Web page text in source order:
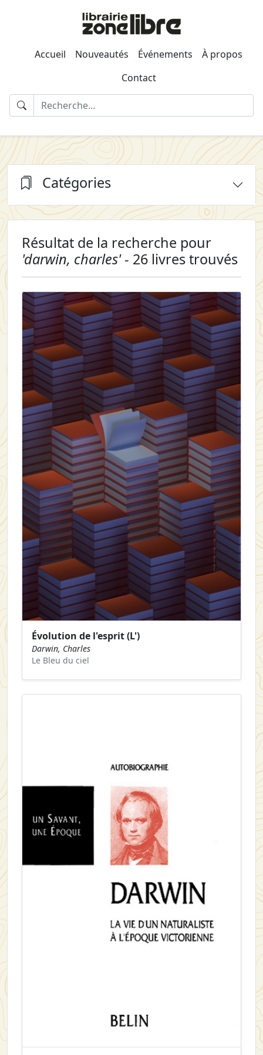
Accueil Nouveautés Événements
À propos
Contact
Catégories
Résultat de la recherche pour
'darwin, charles'- 26 livres trouvés
Évolution de l'esprit (L')
Darwin, Charles
Le Bleu du ciel